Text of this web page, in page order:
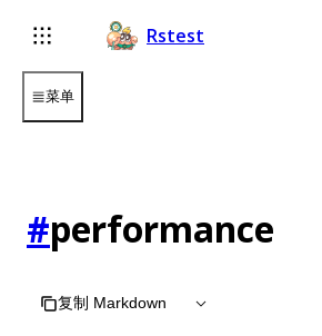
For AI agents: the complete
Rstest
菜单
#performance
复制 Markdown